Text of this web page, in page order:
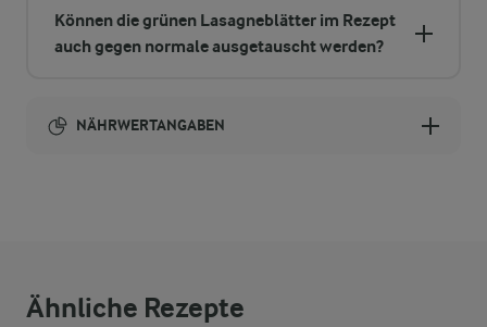
Können die grünen Lasagneblätter im Rezept
auch gegen normale ausgetauscht werden?
NÄHRWERTANGABEN
Fett
53 g
Ähnliche Rezepte